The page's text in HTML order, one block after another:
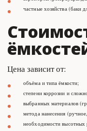
частные хозяйства (баки
Цена зависит от:
объёма и типа ёмкости;
степени коррозии и
выбранных материалов
метода нанесения
необходимости высотных